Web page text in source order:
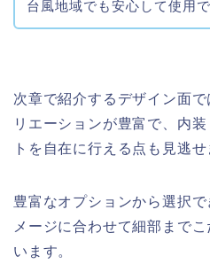
台風地域でも安心して使用
次章で紹介するデザイン面
リエーションが豊富で、内
トを自在に行える点も見逃せ
豊富なオプションから選択
メージに合わせて細部まで
います。